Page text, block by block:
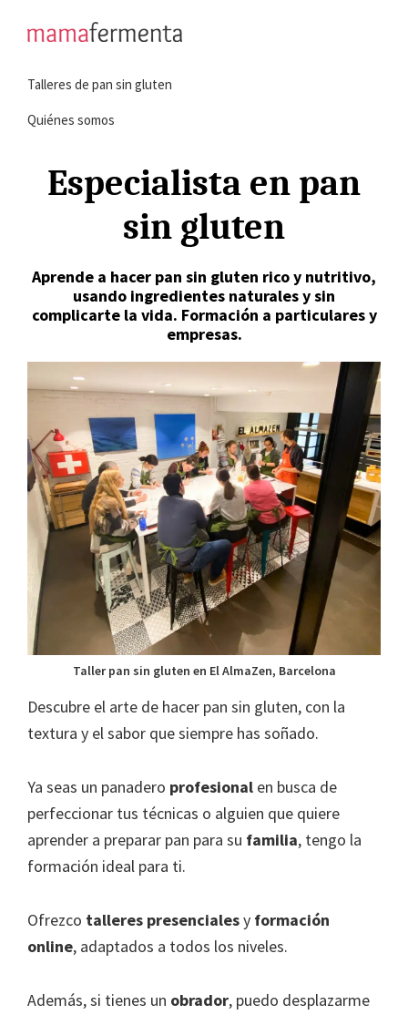
navegación
principal
principal
a
hacer
gluten
Talleres de pan sin gluten
Quiénes somos
Especialista en pan
sin gluten
Aprende a hacer pan sin gluten rico y nutritivo,
usando ingredientes naturales y sin
complicarte la vida. Formación a particulares y
empresas.
Taller pan sin gluten en El AlmaZen, Barcelona
Descubre el arte de hacer pan sin gluten, con la
textura y el sabor que siempre has soñado.
Ya seas un panadero profesional en busca de
perfeccionar tus técnicas o alguien que quiere
aprender a preparar pan para su familia, tengo la
formación ideal para ti.
Ofrezco talleres presencialesy formación
online, adaptados a todos los niveles.
Además, si tienes un obrador, puedo desplazarme